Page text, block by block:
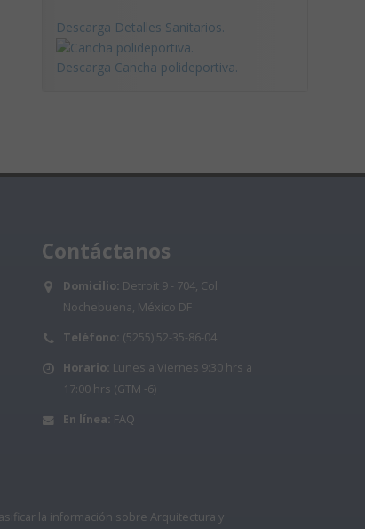
Descarga Detalles Sanitarios.
Descarga Cancha polideportiva.
Contáctanos
Domicilio: Detroit 9 - 704, Col
Nochebuena, México DF
Teléfono: (5255) 52-35-86-04
Horario: Lunes a Viernes 9:30 hrs a
17:00 hrs (GTM -6)
En línea: FAQ
la información sobre Arquitectura y